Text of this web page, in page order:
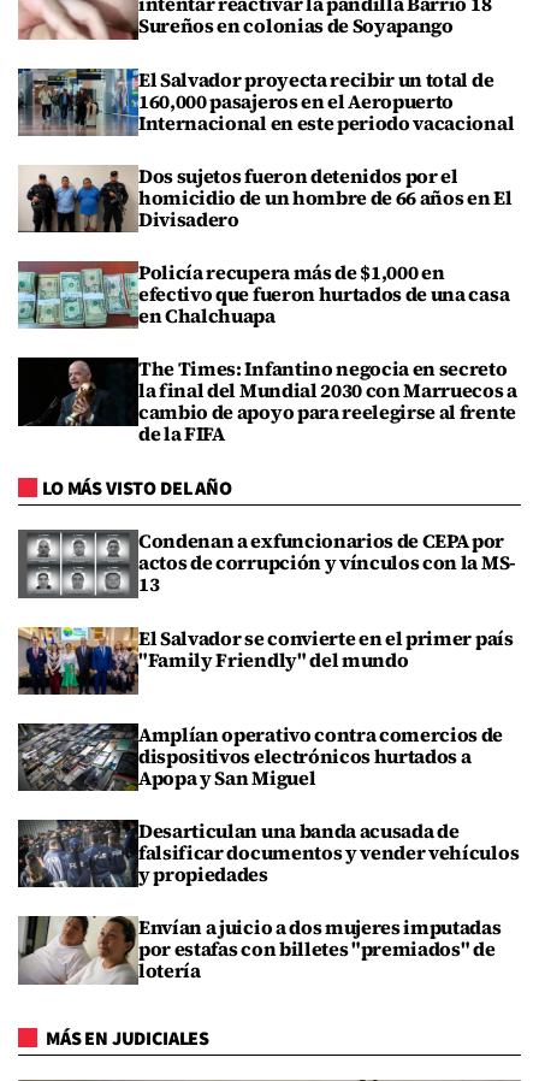
Sureños en colonias de Soyapango
El Salvador proyecta recibir un total de
160,000 pasajeros en el Aeropuerto
Internacional en este periodo vacacional
Dos sujetos fueron detenidos por el
homicidio de un hombre de 66 años en El
Divisadero
Policía recupera más de $1,000 en
efectivo que fueron hurtados de una casa
en Chalchuapa
The Times: Infantino negocia en secreto
la final del Mundial 2030 con Marruecos a
cambio de apoyo para reelegirse al frente
de la FIFA
LO MÁS VISTO DEL AÑO
Condenan a exfuncionarios de CEPA por
actos de corrupción y vínculos con la MS-
13
El Salvador se convierte en el primer país
"Family Friendly" del mundo
Amplían operativo contra comercios de
dispositivos electrónicos hurtados a
Apopa y San Miguel
Desarticulan una banda acusada de
falsificar documentos y vender vehículos
y propiedades
Envían a juicio a dos mujeres imputadas
por estafas con billetes "premiados" de
lotería
MÁS EN JUDICIALES